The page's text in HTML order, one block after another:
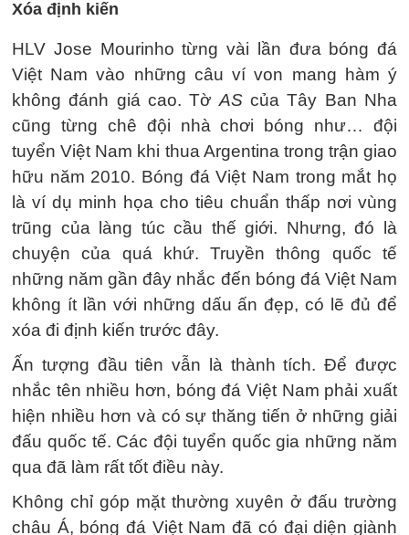
Xóa định kiến
HLV Jose Mourinho từng vài lần đưa bóng đá
Việt Nam vào những câu ví von mang hàm ý
không đánh giá cao. Tờ AScủa Tây Ban Nha
cũng từng chê đội nhà chơi bóng như… đội
tuyển Việt Nam khi thua Argentina trong trận giao
hữu năm 2010. Bóng đá Việt Nam trong mắt họ
là ví dụ minh họa cho tiêu chuẩn thấp nơi vùng
trũng của làng túc cầu thế giới. Nhưng, đó là
chuyện của quá khứ. Truyền thông quốc tế
những năm gần đây nhắc đến bóng đá Việt Nam
không ít lần với những dấu ấn đẹp, có lẽ đủ để
xóa đi định kiến trước đây.
Ấn tượng đầu tiên vẫn là thành tích. Để được
nhắc tên nhiều hơn, bóng đá Việt Nam phải xuất
hiện nhiều hơn và có sự thăng tiến ở những giải
đấu quốc tế. Các đội tuyển quốc gia những năm
qua đã làm rất tốt điều này.
Không chỉ góp mặt thường xuyên ở đấu trường
châu Á, bóng đá Việt Nam đã có đại diện giành